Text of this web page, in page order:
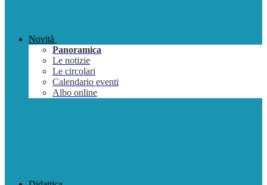
Novità
Panoramica
Le notizie
Le circolari
Calendario eventi
Albo online